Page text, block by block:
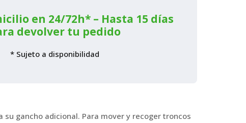
en 24/72h* – Hasta 15 días
devolver tu pedido
* Sujeto a disponibilidad
gancho adicional. Para mover y recoger troncos